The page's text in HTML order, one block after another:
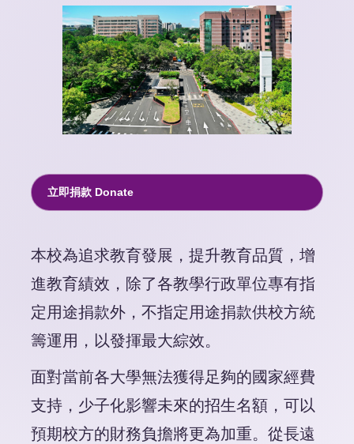
立即捐款 Donate
本校為追求教育發展，提升教育品質，增
進教育績效，除了各教學行政單位專有指
定用途捐款外，不指定用途捐款供校方統
籌運用，以發揮最大綜效。
面對當前各大學無法獲得足夠的國家經費
支持，少子化影響未來的招生名額，可以
預期校方的財務負擔將更為加重。從長遠